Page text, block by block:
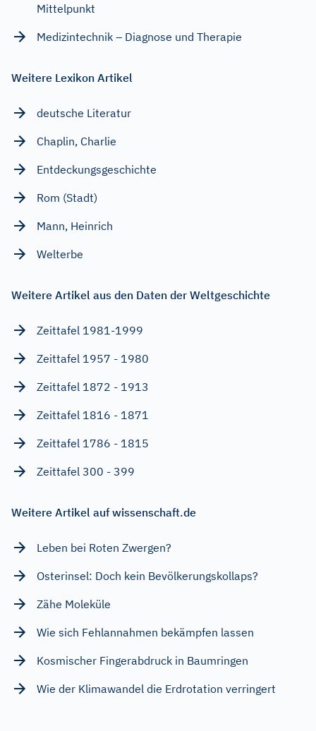
Mittelpunkt
Medizintechnik – Diagnose und Therapie
Weitere Lexikon Artikel
deutsche Literatur
Chaplin, Charlie
Entdeckungsgeschichte
Rom (Stadt)
Mann, Heinrich
Welterbe
Weitere Artikel aus den Daten der Weltgeschichte
Zeittafel 1981-1999
Zeittafel 1957 - 1980
Zeittafel 1872 - 1913
Zeittafel 1816 - 1871
Zeittafel 1786 - 1815
Zeittafel 300 - 399
Weitere Artikel auf wissenschaft.de
Leben bei Roten Zwergen?
Osterinsel: Doch kein Bevölkerungskollaps?
Zähe Moleküle
Wie sich Fehlannahmen bekämpfen lassen
Kosmischer Fingerabdruck in Baumringen
Wie der Klimawandel die Erdrotation verringert